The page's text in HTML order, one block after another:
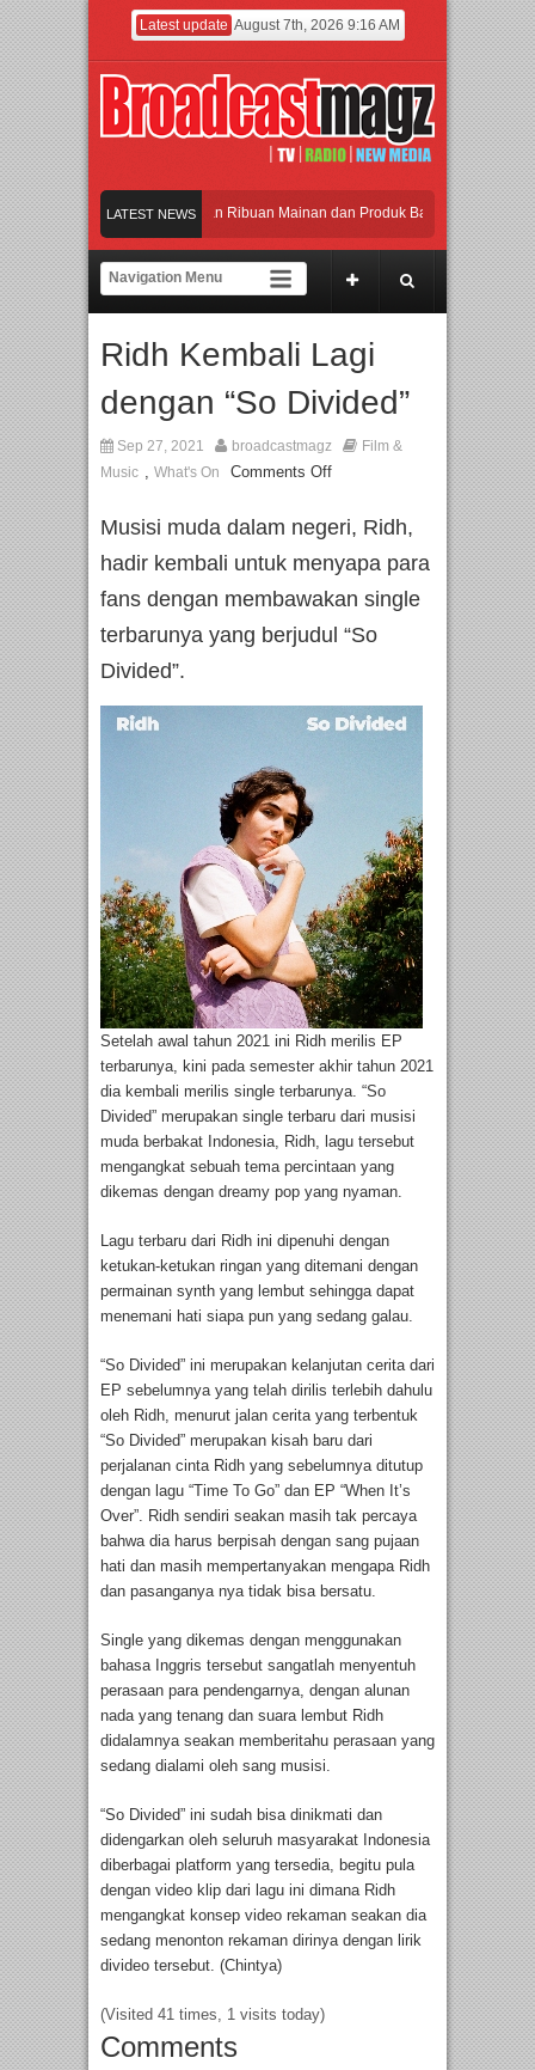
Latest update August 7th, 2026 9:16 AM
LATEST NEWS
Jakarta dengan Ribuan Mainan dan Produk Bayi dari Seluruh Dunia,
Gerbang Inovasi dan Peluang Bisnis Industri Gifts dan Housewares Asia
Perpaduan Warisan Dan Semangat Lokal, BIRKENSTOCK INDONESIA
Jakarta dengan Ribuan Mainan dan Produk Bayi dari Seluruh Dunia,
Ridh Kembali Lagi
dengan “So Divided”
Sep 27, 2021 broadcastmagz
Film &
Music , What's On Comments Off
Musisi muda dalam negeri, Ridh,
hadir kembali untuk menyapa para
fans dengan membawakan single
terbarunya yang berjudul “So
Divided”.
Setelah awal tahun 2021 ini Ridh merilis EP
terbarunya, kini pada semester akhir tahun 2021
dia kembali merilis single terbarunya. “So
Divided” merupakan single terbaru dari musisi
muda berbakat Indonesia, Ridh, lagu tersebut
mengangkat sebuah tema percintaan yang
dikemas dengan dreamy pop yang nyaman.
Lagu terbaru dari Ridh ini dipenuhi dengan
ketukan-ketukan ringan yang ditemani dengan
permainan synth yang lembut sehingga dapat
menemani hati siapa pun yang sedang galau.
“So Divided” ini merupakan kelanjutan cerita dari
EP sebelumnya yang telah dirilis terlebih dahulu
oleh Ridh, menurut jalan cerita yang terbentuk
“So Divided” merupakan kisah baru dari
perjalanan cinta Ridh yang sebelumnya ditutup
dengan lagu “Time To Go” dan EP “When It’s
Over”. Ridh sendiri seakan masih tak percaya
bahwa dia harus berpisah dengan sang pujaan
hati dan masih mempertanyakan mengapa Ridh
dan pasanganya nya tidak bisa bersatu.
Single yang dikemas dengan menggunakan
bahasa Inggris tersebut sangatlah menyentuh
perasaan para pendengarnya, dengan alunan
nada yang tenang dan suara lembut Ridh
didalamnya seakan memberitahu perasaan yang
sedang dialami oleh sang musisi.
“So Divided” ini sudah bisa dinikmati dan
didengarkan oleh seluruh masyarakat Indonesia
diberbagai platform yang tersedia, begitu pula
dengan video klip dari lagu ini dimana Ridh
mengangkat konsep video rekaman seakan dia
sedang menonton rekaman dirinya dengan lirik
divideo tersebut. (Chintya)
(Visited 41 times, 1 visits today)
Comments